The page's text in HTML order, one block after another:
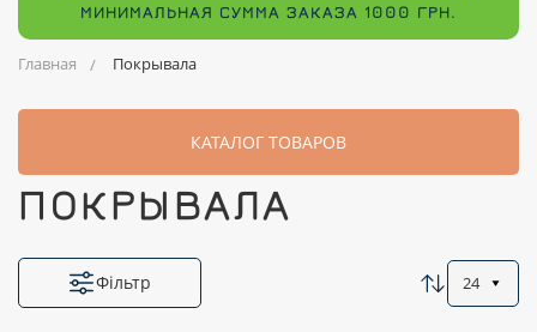
МИНИМАЛЬНАЯ СУММА ЗАКАЗА 1000 ГРН.
Главная Покрывала
КАТАЛОГ ТОВАРОВ
ПОКРЫВАЛА
Фільтр 24